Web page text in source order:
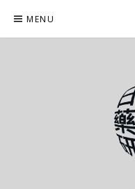
content
MENU